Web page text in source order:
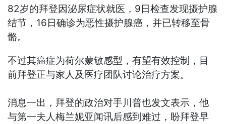
82岁的拜登因泌尿症状就医，9日检查发现摄护腺
结节，16日确诊为恶性摄护腺癌，并已转移至骨
骼。
不过其癌症为荷尔蒙敏感型，有望有效控制，目
前拜登正与家人及医疗团队讨论治疗方案。
消息一出，拜登的政治对手川普也发文表示，他
与第一夫人梅兰妮亚闻讯后感到难过，盼拜登早